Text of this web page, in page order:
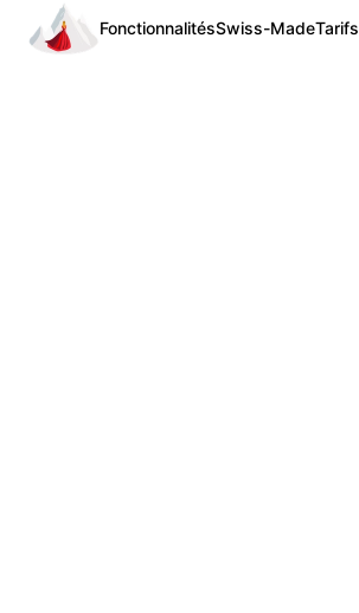
FonctionnalitésSwiss-MadeTarifs